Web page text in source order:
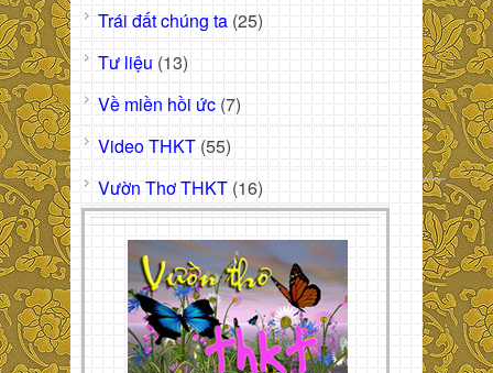
Trái đất chúng ta (25)
Tư liệu (13)
Về miền hồi ức (7)
Video THKT (55)
Vườn Thơ THKT (16)